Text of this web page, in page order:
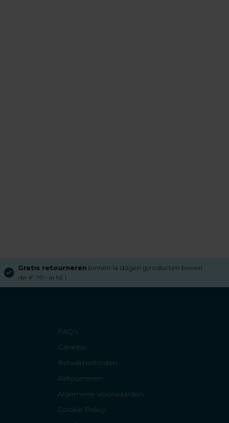
Gratis retourneren binnen 14 dagen (producten boven
de € 20,- in NL)
FAQ's
Garantie
Betaalmethoden
Retourneren
Algemene Voorwaarden
Cookie Policy